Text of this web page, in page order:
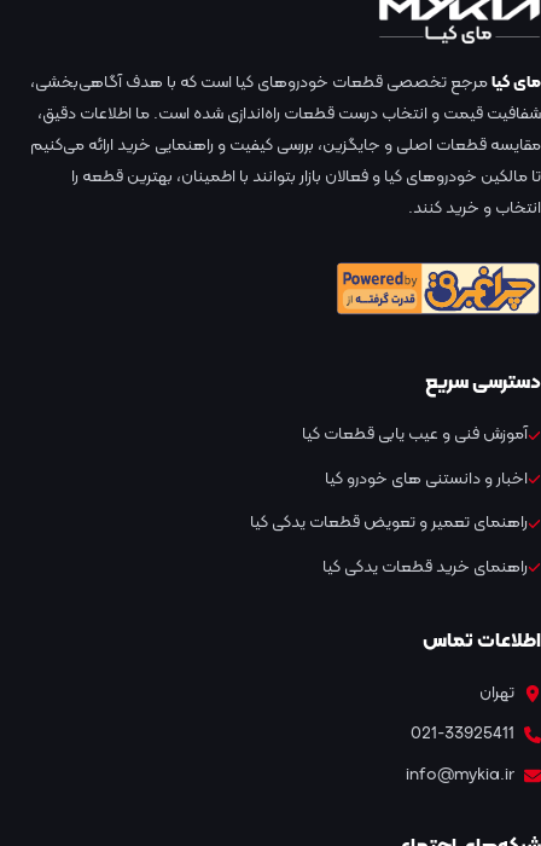
مای کیامرجع تخصصی قطعات خودروهای کیا است که با هدف آگاهی‌بخشی،
شفافیت قیمت و انتخاب درست قطعات راه‌اندازی شده است. ما اطلاعات دقیق،
مقایسه قطعات اصلی و جایگزین، بررسی کیفیت و راهنمایی خرید ارائه می‌کنیم
تا مالکین خودروهای کیا و فعالان بازار بتوانند با اطمینان، بهترین قطعه را
انتخاب و خرید کنند.
دسترسی سریع
آموزش فنی و عیب یابی قطعات کیا
اخبار و دانستنی های خودرو کیا
راهنمای تعمیر و تعویض قطعات یدکی کیا
راهنمای خرید قطعات یدکی کیا
اطلاعات تماس
تهران
021-33925411
info@mykia.ir